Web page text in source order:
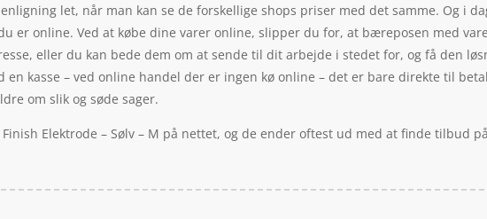
let, når man kan se de forskellige shops priser med det samme. Og i
er online. Ved at købe dine varer online, slipper du for, at bæreposen med
eller du kan bede dem om at sende til dit arbejde i stedet for, og få den
kasse – ved online handel der er ingen kø online – det er bare direkte til
om slik og søde sager.
Elektrode – Sølv – M på nettet, og de ender oftest ud med at finde tilbud